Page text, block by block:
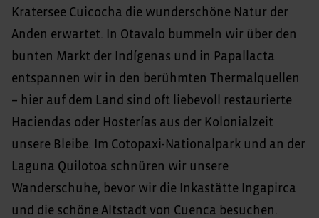
Kratersee Cuicocha die wunderschöne Natur der
Anden erwartet. In Otavalo bummeln wir über den
bunten Markt der Indígenas und in Papallacta
entspannen wir in den berühmten Thermalquellen
– hier auf dem Land sind oft liebevoll restaurierte
Haciendas oder Hosterías aus der Kolonialzeit
unsere Bleibe. Im Cotopaxi-Nationalpark und an der
Laguna Quilotoa schnüren wir unsere
Wanderschuhe, bevor wir die Inkastätte Ingapirca
und die schöne Altstadt von Cuenca besuchen.